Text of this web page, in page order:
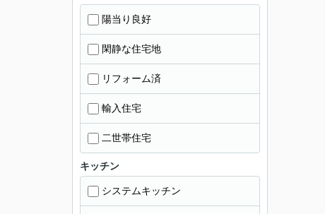
陽当り良好
閑静な住宅地
リフォーム済
輸入住宅
二世帯住宅
キッチン
システムキッチン